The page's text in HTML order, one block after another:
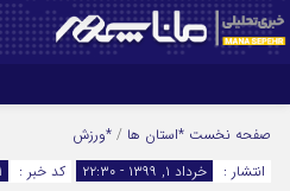
اینستاگرام
سروش
نام کاربری یا نشانی ایمیل
صفحه نخست *استان ها / *ورزش
انتشار :
خرداد ۱, ۱۳۹۹ - ۲۲:۳۰ کد خبر :